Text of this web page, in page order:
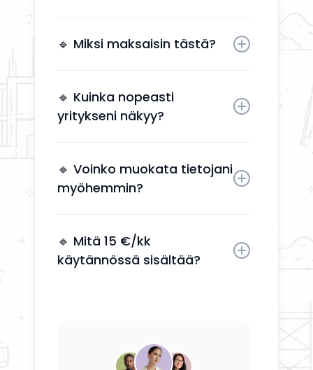
jotka etsivät aktiivisesti
🔹 Miksi maksaisin tästä?
yhteydenottoja ilman, että sinun
tarvitsee käyttää aikaa
markkinointiin.
🔹 Kuinka nopeasti
yritykseni näkyy?
kuluessa aktivoinnin jälkeen.
🔹 Voinko muokata tietojani
myöhemmin?
ja kuvauksesi milloin tahansa.
🔹 Mitä 15 €/kk
käytännössä sisältää?